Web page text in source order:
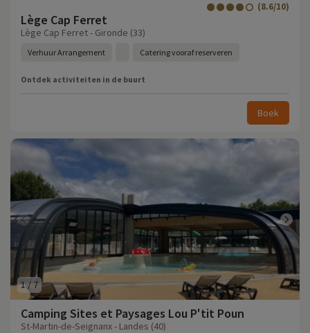
Lège Cap Ferret
(8.6/10)
Lège Cap Ferret - Gironde (33)
Verhuur Arrangement Catering vooraf reserveren
Ontdek activiteiten in de buurt
Boek
1/7
Camping Sites et Paysages Lou P'tit Poun
St-Martin-de-Seignanx - Landes (40)